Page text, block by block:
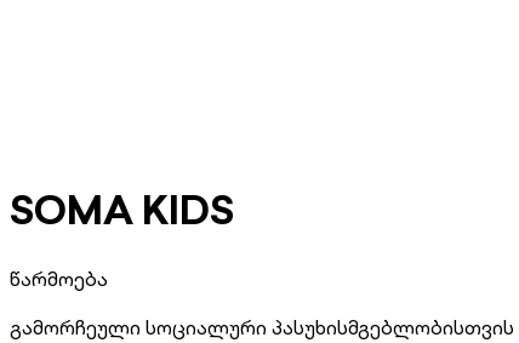
SOMA KIDS
წარმოება
გამორჩეული სოციალური პასუხისმგებლობისთვის